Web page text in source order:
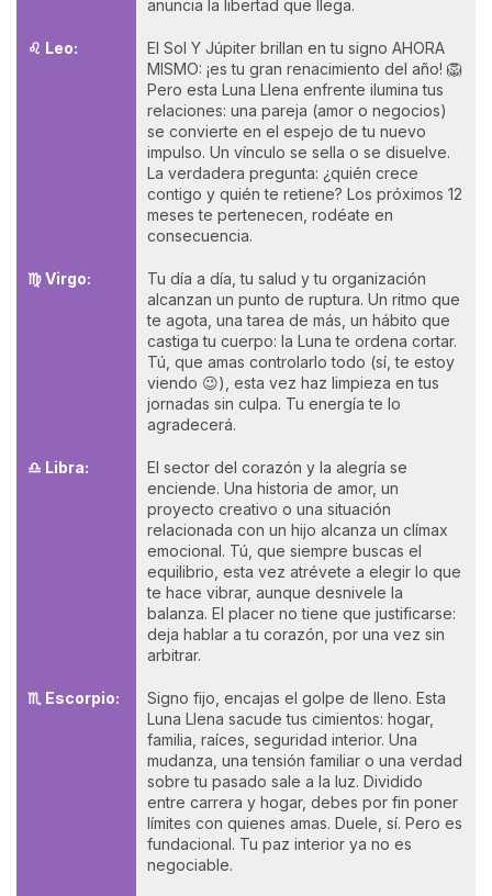
anuncia la libertad que llega.
♌ Leo:
El Sol Y Júpiter brillan en tu signo AHORA
MISMO: ¡es tu gran renacimiento del año! 🦁
Pero esta Luna Llena enfrente ilumina tus
relaciones: una pareja (amor o negocios)
se convierte en el espejo de tu nuevo
impulso. Un vínculo se sella o se disuelve.
La verdadera pregunta: ¿quién crece
contigo y quién te retiene? Los próximos 12
meses te pertenecen, rodéate en
consecuencia.
♍ Virgo:
Tu día a día, tu salud y tu organización
alcanzan un punto de ruptura. Un ritmo que
te agota, una tarea de más, un hábito que
castiga tu cuerpo: la Luna te ordena cortar.
Tú, que amas controlarlo todo (sí, te estoy
viendo 😉), esta vez haz limpieza en tus
jornadas sin culpa. Tu energía te lo
agradecerá.
♎ Libra:
El sector del corazón y la alegría se
enciende. Una historia de amor, un
proyecto creativo o una situación
relacionada con un hijo alcanza un clímax
emocional. Tú, que siempre buscas el
equilibrio, esta vez atrévete a elegir lo que
te hace vibrar, aunque desnivele la
balanza. El placer no tiene que justificarse:
deja hablar a tu corazón, por una vez sin
arbitrar.
♏ Escorpio:
Signo fijo, encajas el golpe de lleno. Esta
Luna Llena sacude tus cimientos: hogar,
familia, raíces, seguridad interior. Una
mudanza, una tensión familiar o una verdad
sobre tu pasado sale a la luz. Dividido
entre carrera y hogar, debes por fin poner
límites con quienes amas. Duele, sí. Pero es
fundacional. Tu paz interior ya no es
negociable.